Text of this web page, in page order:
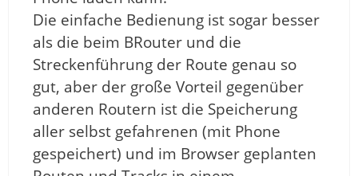
Die einfache Bedienung ist sogar besser
als die beim BRouter und die
Streckenführung der Route genau so
gut, aber der große Vorteil gegenüber
anderen Routern ist die Speicherung
aller selbst gefahrenen (mit Phone
gespeichert) und im Browser geplanten